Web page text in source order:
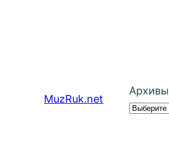
MuzRuk.net
Архивы